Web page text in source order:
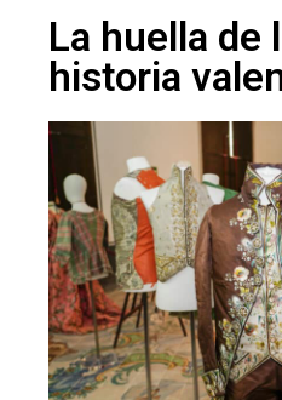
La huella de
historia